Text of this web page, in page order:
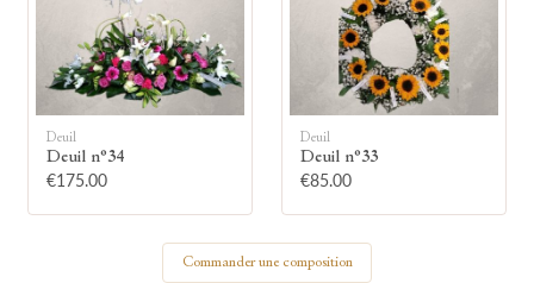
allumant symboliquement une bougie.
Votre prénom
Votre nom
Deuil
Deuil n°34
€175.00
Deuil
Deuil n°33
€85.00
Commander une composition